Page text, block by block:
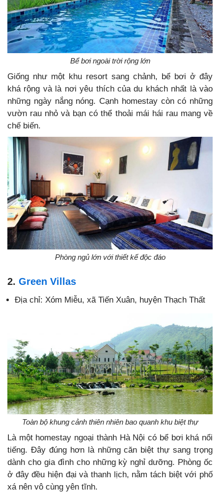
Bể bơi ngoài trời rộng lớn
Giống như một khu resort sang chảnh, bể bơi ở đây
khá rộng và là nơi yêu thích của du khách nhất là vào
những ngày nắng nóng. Cạnh homestay còn có những
vườn rau nhỏ và bạn có thể thoải mái hái rau mang về
chế biến.
Phòng ngủ lớn với thiết kế độc đáo
2. Green Villas
Địa chỉ: Xóm Miễu, xã Tiến Xuân, huyện Thạch Thất
Toàn bộ khung cảnh thiên nhiên bao quanh khu biệt thự
Là một homestay ngoại thành Hà Nội có bể bơi khá nổi
tiếng. Đây đúng hơn là những căn biệt thự sang trọng
dành cho gia đình cho những kỳ nghỉ dưỡng. Phòng ốc
ở đây đều hiện đại và thanh lịch, nằm tách biệt với phố
xá nên vô cùng yên tĩnh.